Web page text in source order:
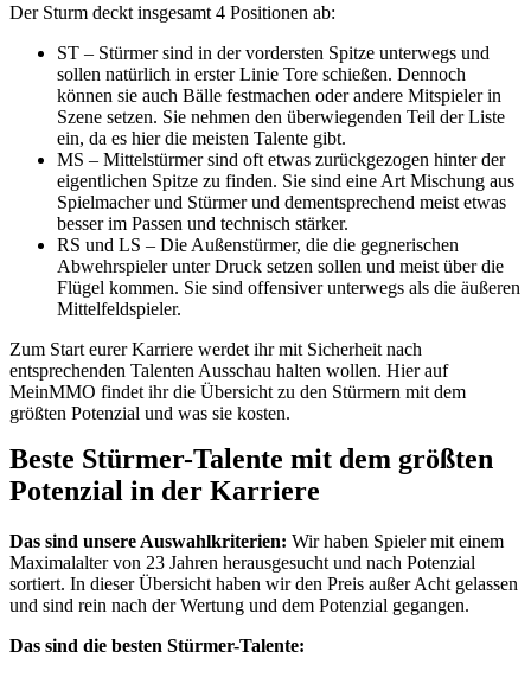
Der Sturm deckt insgesamt 4 Positionen ab:
ST – Stürmer sind in der vordersten Spitze unterwegs und
sollen natürlich in erster Linie Tore schießen. Dennoch
können sie auch Bälle festmachen oder andere Mitspieler in
Szene setzen. Sie nehmen den überwiegenden Teil der Liste
ein, da es hier die meisten Talente gibt.
MS – Mittelstürmer sind oft etwas zurückgezogen hinter der
eigentlichen Spitze zu finden. Sie sind eine Art Mischung aus
Spielmacher und Stürmer und dementsprechend meist etwas
besser im Passen und technisch stärker.
RS und LS – Die Außenstürmer, die die gegnerischen
Abwehrspieler unter Druck setzen sollen und meist über die
Flügel kommen. Sie sind offensiver unterwegs als die äußeren
Mittelfeldspieler.
Zum Start eurer Karriere werdet ihr mit Sicherheit nach
entsprechenden Talenten Ausschau halten wollen. Hier auf
MeinMMO findet ihr die Übersicht zu den Stürmern mit dem
größten Potenzial und was sie kosten.
Beste Stürmer-Talente mit dem größten
Potenzial in der Karriere
Das sind unsere Auswahlkriterien: Wir haben Spieler mit einem
Maximalalter von 23 Jahren herausgesucht und nach Potenzial
sortiert. In dieser Übersicht haben wir den Preis außer Acht gelassen
und sind rein nach der Wertung und dem Potenzial gegangen.
Das sind die besten Stürmer-Talente: